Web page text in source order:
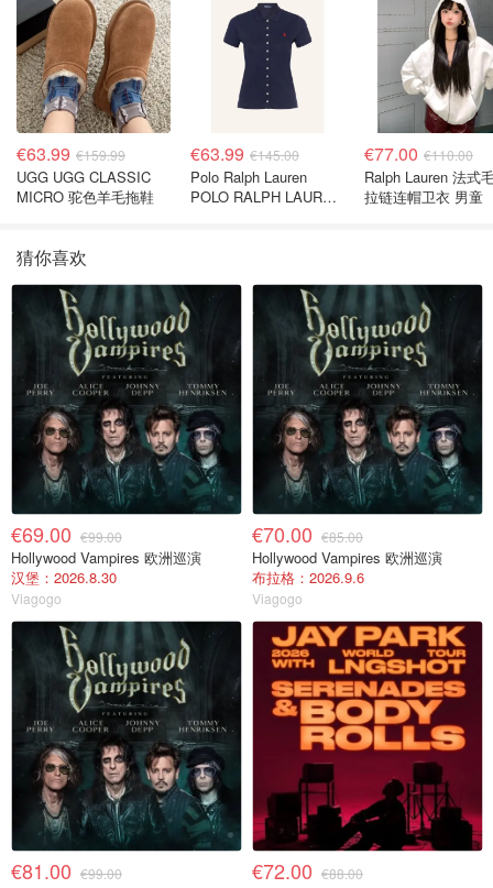
€63.99 €159.99
UGG UGG CLASSIC
MICRO 驼色羊毛拖鞋
€63.99 €145.00
Polo Ralph Lauren
POLO RALPH LAUREN
€77.00 €110.00
Ralph Lauren 法式
拉链连帽卫衣 男童
猜你喜欢
€69.00 €99.00
Hollywood Vampires 欧洲巡演
汉堡：2026.8.30
Viagogo
€70.00 €85.00
Hollywood Vampires 欧洲巡演
布拉格：2026.9.6
Viagogo
€81.00 €99.00 €72.00 €88.00